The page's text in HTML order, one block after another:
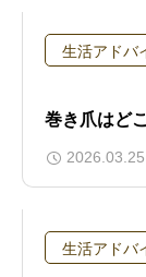
生活アドバ
巻き爪はど
2026.03.25
生活アドバ